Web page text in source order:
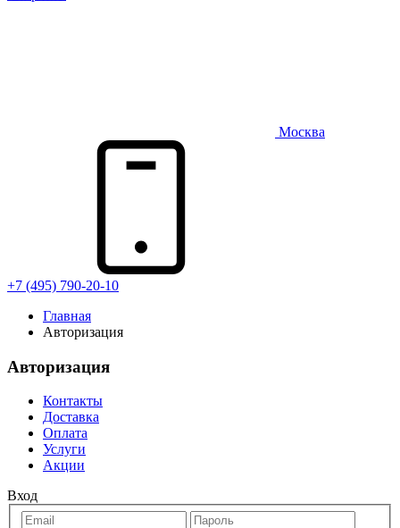
Москва
+7 (495) 790-20-10
Главная
Авторизация
Авторизация
Контакты
Доставка
Оплата
Услуги
Акции
Вход